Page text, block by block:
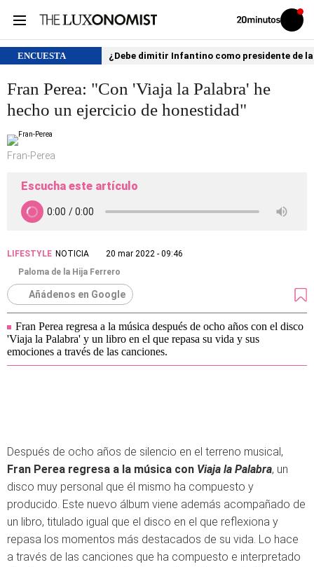
Volver
Iniciar
sesión
ENCUESTA ¿Debe dimitir Infantino como presidente de
Fran Perea: "Con 'Viaja la Palabra' he
hecho un ejercicio de honestidad"
Fran-Perea
Escucha este artículo
LIFESTYLE NOTICIA
20 mar 2022 - 09:46
Paloma de la Hija Ferrero
Añádenos en Google
Fran Perea regresa a la música después de ocho años con el disco
'Viaja la Palabra' y un libro en el que repasa su vida y sus
emociones a través de las canciones.
Después de ocho años de silencio en el terreno musical,
Fran Perea regresa a la música con Viaja la Palabra, un
disco muy personal que él mismo ha compuesto y
producido. Este nuevo álbum viene además acompañado de
un libro, titulado igual que el disco en el que reflexiona y
repasa los momentos más destacados de su vida. Lo hace
a través de las canciones que ha compuesto e interpretado